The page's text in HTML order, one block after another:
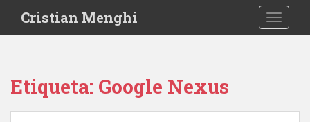
i
Cristian Menghi
Etiqueta: Google Nexus